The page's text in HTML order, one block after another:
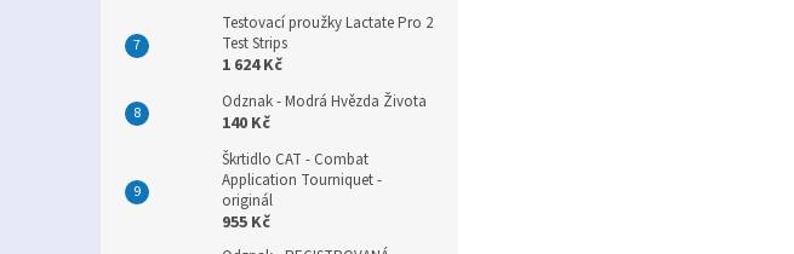
Testovací proužky Lactate Pro 2
Test Strips
1 624 Kč
Odznak - Modrá Hvězda Života
140 Kč
Škrtidlo CAT - Combat
Application Tourniquet -
originál
955 Kč